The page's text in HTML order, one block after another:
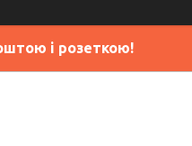
і розеткою!